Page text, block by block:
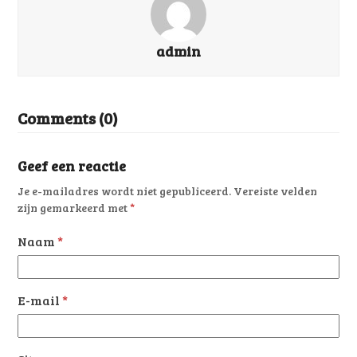
admin
Comments (0)
Geef een reactie
Je e-mailadres wordt niet gepubliceerd. Vereiste velden
zijn gemarkeerd met*
Naam*
E-mail*